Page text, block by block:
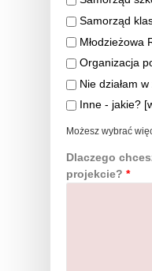
Samorząd
Młodzieżowa
Organizacja
Nie działam
Inne - jakie?
Możesz wybrać
Dlaczego
projekcie? *